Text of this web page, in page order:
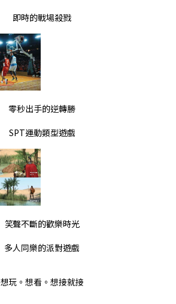
即時的戰場殺戮
零秒出手的逆轉勝
SPT運動類型遊戲
笑聲不斷的歡樂時光
多人同樂的派對遊戲
想玩。想看。想接就接